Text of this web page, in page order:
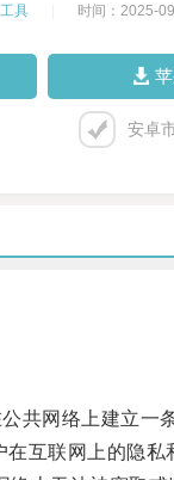
工具 时间：2025-
安卓
网络上建立一条
互联网上的隐私